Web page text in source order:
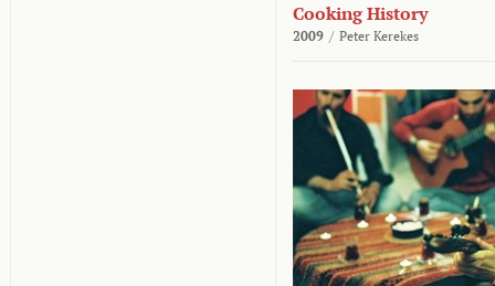
Cooking History
2009 / Peter Kerekes